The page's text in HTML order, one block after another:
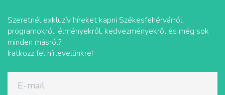
Szeretnél exkluzív híreket kapni Székesfehérvárról,
programokról, élményekről, kedvezményekről és még sok
minden másról?
Iratkozz fel hírlevelünkre!